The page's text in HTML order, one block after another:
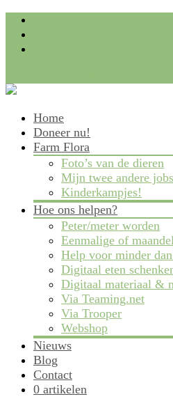
Skip
content
Home
Doneer nu!
Farm Flora
Foto’s van de dieren
Mijn twee andere jobs
Kinderkampjes!
Hoe ons helpen?
Peter/meter worden
Eenmalige of
Help voor minder
Digitaal eten
Digitaal materiaal &
Via Teaming.net
Via Trooper
Webshop
Nieuws
Blog
Contact
0 artikelen